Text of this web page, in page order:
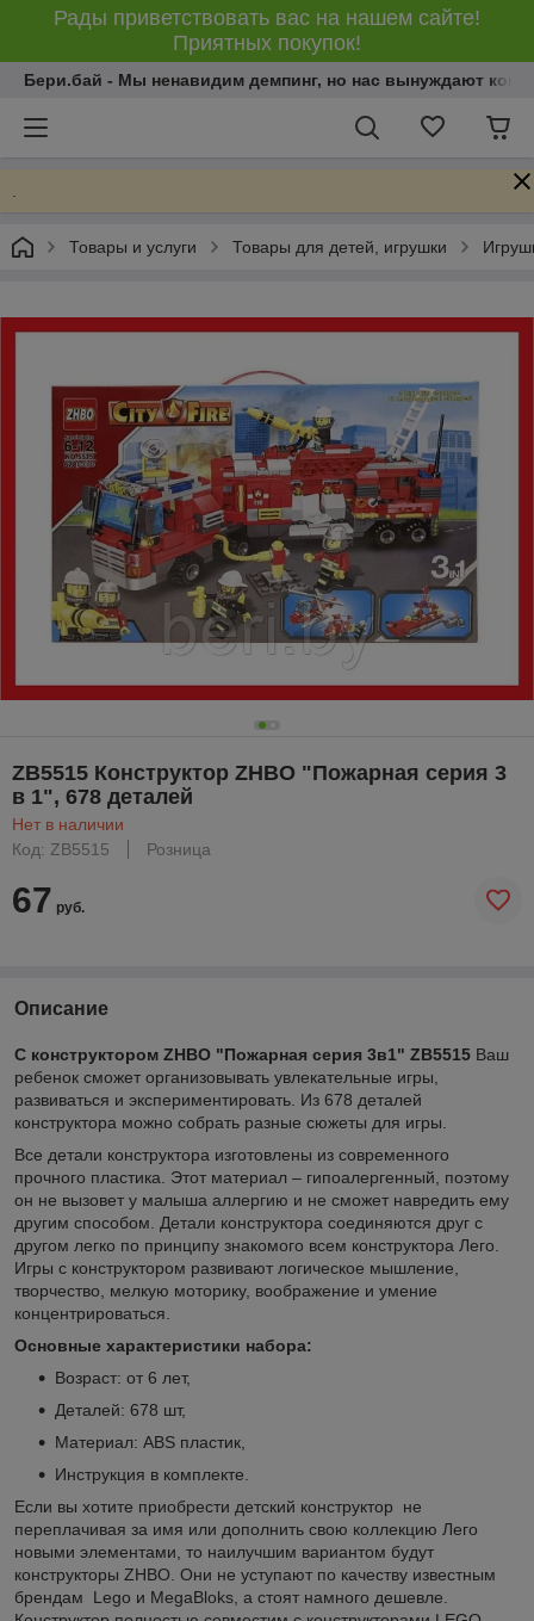
Рады приветствовать вас на нашем сайте!
Приятных покупок!
Бери.бай - Мы ненавидим демпинг, но нас вынуждают
Товары и услуги Товары для детей, игрушки
ZB5515 Конструктор ZHBO "Пожарная серия 3
в 1", 678 деталей
Нет в наличии
Код: ZB5515
Розница
67 руб.
Описание
С конструктором ZHBO "Пожарная серия 3в1" ZB5515 Ваш
ребенок сможет организовывать увлекательные игры,
развиваться и экспериментировать. Из 678 деталей
конструктора можно собрать разные сюжеты для игры.
Все детали конструктора изготовлены из современного
прочного пластика. Этот материал – гипоалергенный, поэтому
он не вызовет у малыша аллергию и не сможет навредить ему
другим способом. Детали конструктора соединяются друг с
другом легко по принципу знакомого всем конструктора Лего.
Игры с конструктором развивают логическое мышление,
творчество, мелкую моторику, воображение и умение
концентрироваться.
Основные характеристики набора:
Возраст: от 6 лет,
Деталей: 678 шт,
Материал: ABS пластик,
Инструкция в комплекте.
Если вы хотите приобрести детский конструктор не
переплачивая за имя или дополнить свою коллекцию Лего
новыми элементами, то наилучшим вариантом будут
конструкторы ZHBO. Они не уступают по качеству известным
брендам Lego и MegaBloks, а стоят намного дешевле.